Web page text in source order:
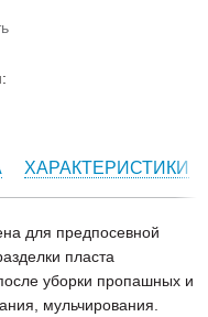
ХАРАКТЕРИСТИКИ
для предпосевной
пласта
уборки пропашных и
мульчирования.